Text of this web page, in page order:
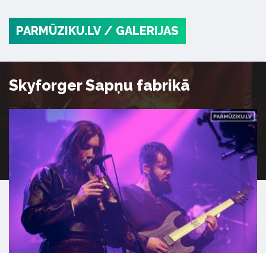
PARMŪZIKU.LV / GALERIJAS
Skyforger Sapņu fabrikā